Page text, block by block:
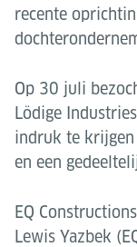
recente
Op 30 juli
Lödige
indruk te krijgen
en een
EQ
Lewis Yazbek